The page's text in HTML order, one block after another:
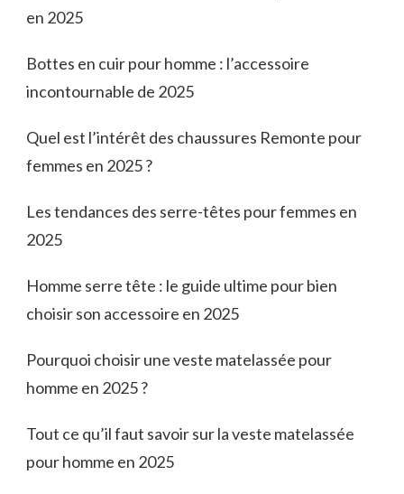
en 2025
Bottes en cuir pour homme : l’accessoire
incontournable de 2025
Quel est l’intérêt des chaussures Remonte pour
femmes en 2025 ?
Les tendances des serre-têtes pour femmes en
2025
Homme serre tête : le guide ultime pour bien
choisir son accessoire en 2025
Pourquoi choisir une veste matelassée pour
homme en 2025 ?
Tout ce qu’il faut savoir sur la veste matelassée
pour homme en 2025